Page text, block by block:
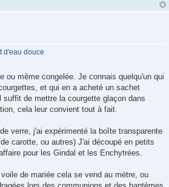
d'eau douce
ou même congelée. Je connais quelqu'un qui
et qui en a acheté un sachet
de mettre la courgette glaçon dans
cela leur convient tout à fait.
verre, j'ai expérimenté la boîte transparente
carotte, ou autres) J'ai découpé en petits
pour les Gindal et les Enchytrées.
de mariée cela se vend au mètre, ou